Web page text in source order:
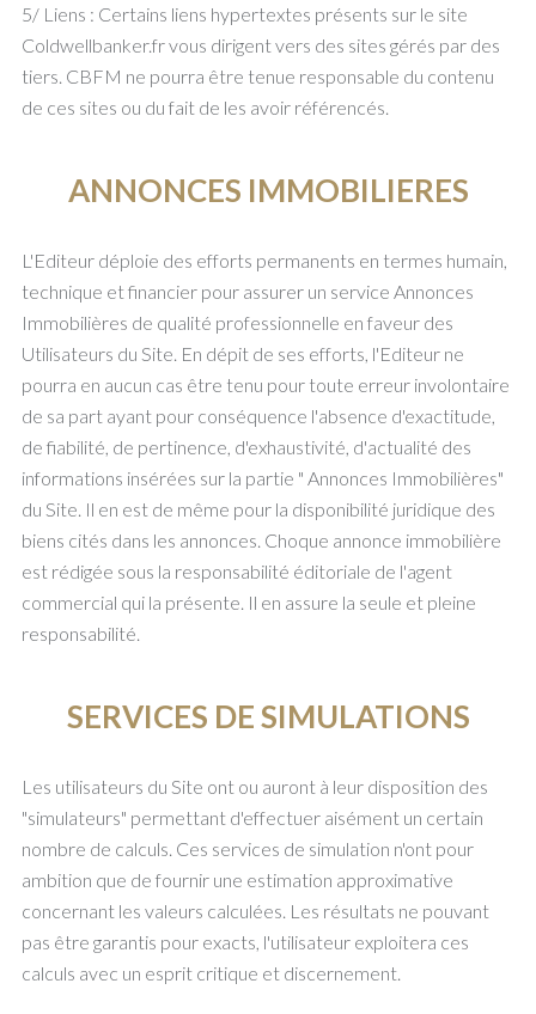
5/ Liens : Certains liens hypertextes présents sur le site
Coldwellbanker.fr vous dirigent vers des sites gérés par des
tiers. CBFM ne pourra être tenue responsable du contenu
de ces sites ou du fait de les avoir référencés.
ANNONCES IMMOBILIERES
L'Editeur déploie des efforts permanents en termes humain,
technique et financier pour assurer un service Annonces
Immobilières de qualité professionnelle en faveur des
Utilisateurs du Site. En dépit de ses efforts, l'Editeur ne
pourra en aucun cas être tenu pour toute erreur involontaire
de sa part ayant pour conséquence l'absence d'exactitude,
de fiabilité, de pertinence, d'exhaustivité, d'actualité des
informations insérées sur la partie " Annonces Immobilières"
du Site. Il en est de même pour la disponibilité juridique des
biens cités dans les annonces. Choque annonce immobilière
est rédigée sous la responsabilité éditoriale de l'agent
commercial qui la présente. Il en assure la seule et pleine
responsabilité.
SERVICES DE SIMULATIONS
Les utilisateurs du Site ont ou auront à leur disposition des
"simulateurs" permettant d'effectuer aisément un certain
nombre de calculs. Ces services de simulation n'ont pour
ambition que de fournir une estimation approximative
concernant les valeurs calculées. Les résultats ne pouvant
pas être garantis pour exacts, l'utilisateur exploitera ces
calculs avec un esprit critique et discernement.